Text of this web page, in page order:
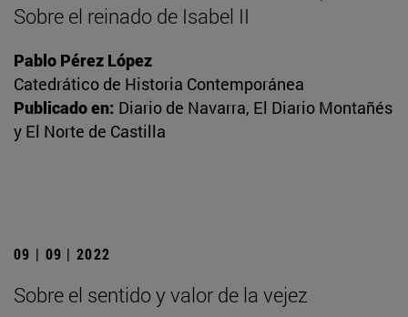
Sobre el reinado de Isabel II
Pablo Pérez López
Catedrático de Historia Contemporánea
Publicado en: Diario de Navarra, El Diario Montañés
y El Norte de Castilla
09 | 09 | 2022
Sobre el sentido y valor de la vejez